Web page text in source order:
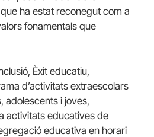
ha estat reconegut com a
fonamentals que
Èxit educatiu,
d’activitats extraescolars
adolescents i joves,
activitats educatives de
educativa en horari